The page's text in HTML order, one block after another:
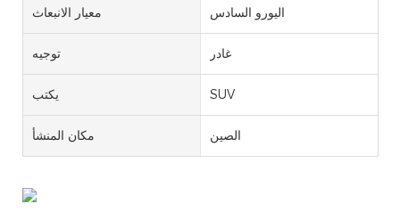
معيار الانبعاث اليورو السادس
توجيه غادر
يكتب SUV
مكان المنشأ الصين